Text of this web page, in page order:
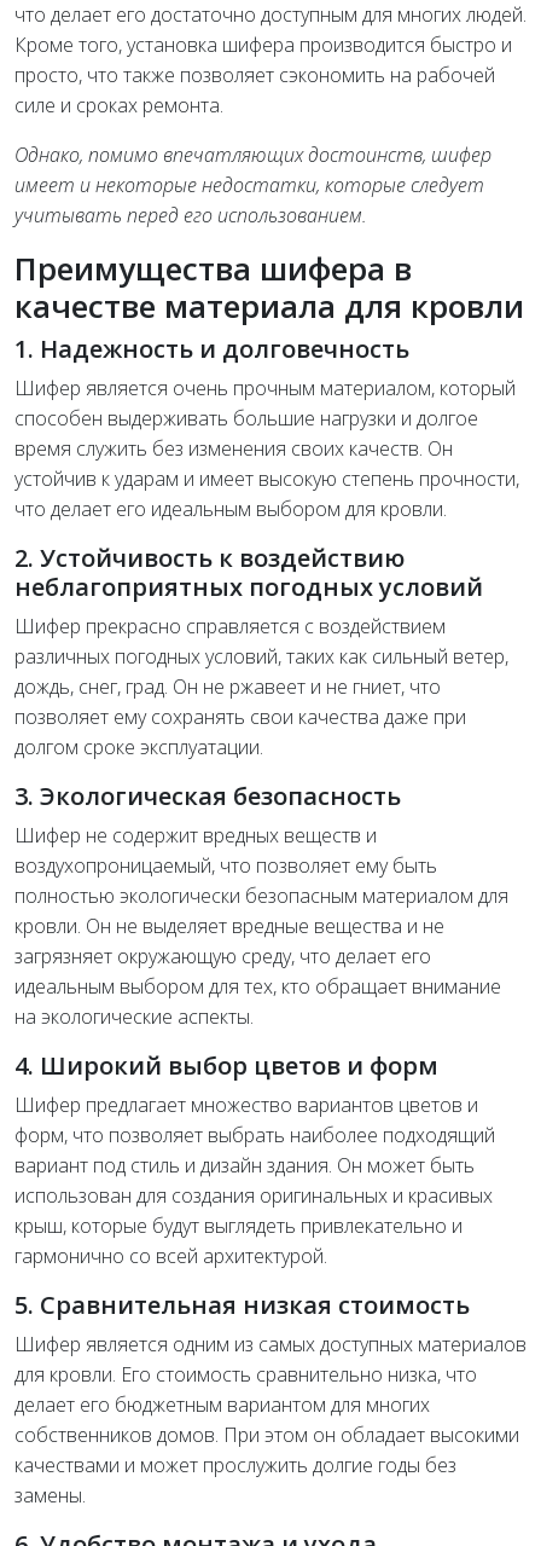
что делает его достаточно доступным для многих людей.
Кроме того, установка шифера производится быстро и
просто, что также позволяет сэкономить на рабочей
силе и сроках ремонта.
Однако, помимо впечатляющих достоинств, шифер
имеет и некоторые недостатки, которые следует
учитывать перед его использованием.
Преимущества шифера в
качестве материала для кровли
1. Надежность и долговечность
Шифер является очень прочным материалом, который
способен выдерживать большие нагрузки и долгое
время служить без изменения своих качеств. Он
устойчив к ударам и имеет высокую степень прочности,
что делает его идеальным выбором для кровли.
2. Устойчивость к воздействию
неблагоприятных погодных условий
Шифер прекрасно справляется с воздействием
различных погодных условий, таких как сильный ветер,
дождь, снег, град. Он не ржавеет и не гниет, что
позволяет ему сохранять свои качества даже при
долгом сроке эксплуатации.
3. Экологическая безопасность
Шифер не содержит вредных веществ и
воздухопроницаемый, что позволяет ему быть
полностью экологически безопасным материалом для
кровли. Он не выделяет вредные вещества и не
загрязняет окружающую среду, что делает его
идеальным выбором для тех, кто обращает внимание
на экологические аспекты.
4. Широкий выбор цветов и форм
Шифер предлагает множество вариантов цветов и
форм, что позволяет выбрать наиболее подходящий
вариант под стиль и дизайн здания. Он может быть
использован для создания оригинальных и красивых
крыш, которые будут выглядеть привлекательно и
гармонично со всей архитектурой.
5. Сравнительная низкая стоимость
Шифер является одним из самых доступных материалов
для кровли. Его стоимость сравнительно низка, что
делает его бюджетным вариантом для многих
собственников домов. При этом он обладает высокими
качествами и может прослужить долгие годы без
замены.